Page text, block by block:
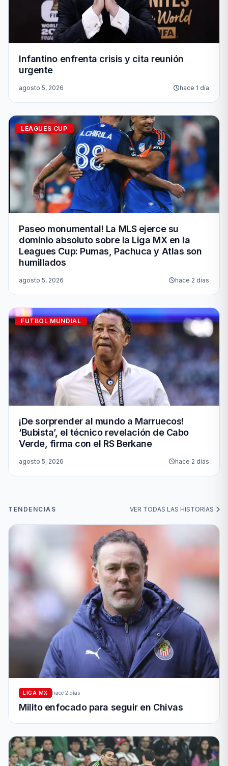
Infantino enfrenta crisis y cita reunión
urgente
agosto 5, 2026 hace 1 día
LEAGUES CUP
Paseo monumental! La MLS ejerce su
dominio absoluto sobre la Liga MX en la
Leagues Cup: Pumas, Pachuca y Atlas son
humillados
agosto 5, 2026 hace 2 días
FUTBOL MUNDIAL
¡De sorprender al mundo a Marruecos!
‘Bubista’, el técnico revelación de Cabo
Verde, firma con el RS Berkane
agosto 5, 2026 hace 2 días
TENDENCIAS VER TODAS LAS HISTORIAS
LIGA MX hace 2 días
Milito enfocado para seguir en Chivas